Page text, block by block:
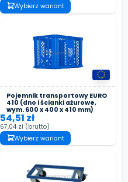
Wybierz wariant
Pojemnik transportowy EURO
410 (dno i ścianki ażurowe,
wym. 600 x 400 x 410 mm)
54,51 zł
67,04 zł (brutto)
Wybierz wariant